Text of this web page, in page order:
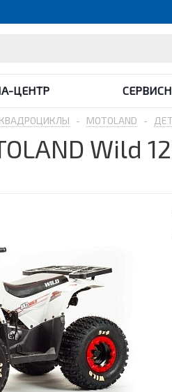
ЦЕНТР
КВАДРОЦИКЛЫ - MOTOLAND -
Wild